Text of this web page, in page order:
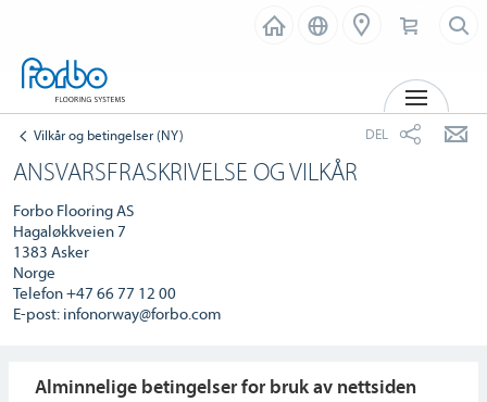
Vilkår og betingelser (NY) DEL
ANSVARSFRASKRIVELSE OG VILKÅR
Forbo Flooring AS
Hagaløkkveien 7
1383 Asker
Norge
Telefon +47 66 77 12 00
E-post: infonorway@forbo.com
Alminnelige betingelser for bruk av nettsiden